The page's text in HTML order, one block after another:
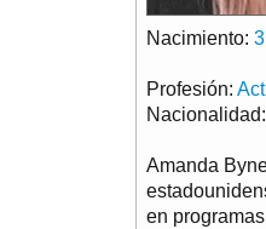
Nacimiento:
Profesión:
Nacionalidad:
Amanda
en